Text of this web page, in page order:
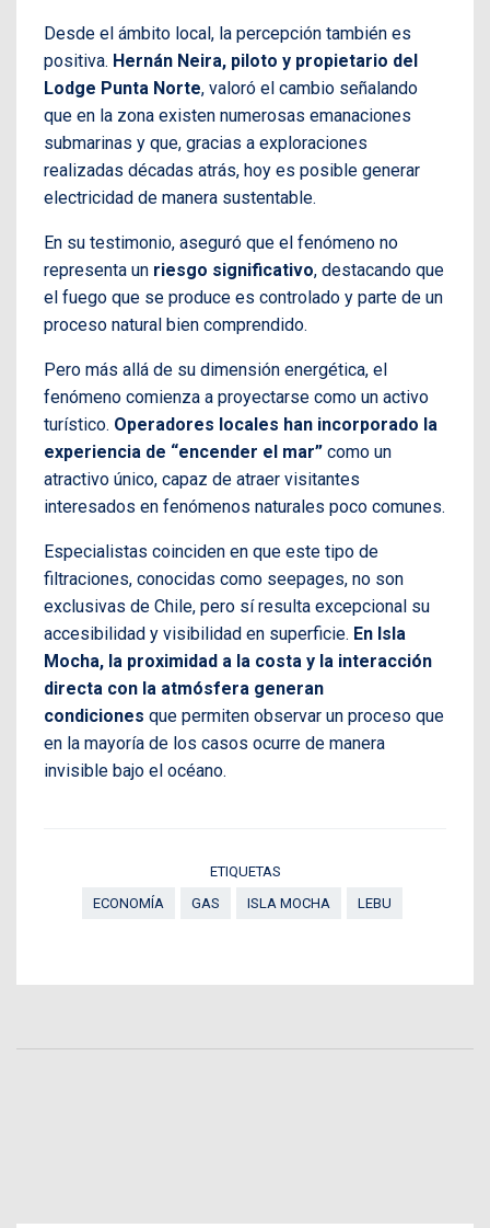
Desde el ámbito local, la percepción también es
positiva. Hernán Neira, piloto y propietario del
Lodge Punta Norte, valoró el cambio señalando
que en la zona existen numerosas emanaciones
submarinas y que, gracias a exploraciones
realizadas décadas atrás, hoy es posible generar
electricidad de manera sustentable.
En su testimonio, aseguró que el fenómeno no
representa un riesgo significativo, destacando que
el fuego que se produce es controlado y parte de un
proceso natural bien comprendido.
Pero más allá de su dimensión energética, el
fenómeno comienza a proyectarse como un activo
turístico. Operadores locales han incorporado la
experiencia de “encender el mar” como un
atractivo único, capaz de atraer visitantes
interesados en fenómenos naturales poco comunes.
Especialistas coinciden en que este tipo de
filtraciones, conocidas como seepages, no son
exclusivas de Chile, pero sí resulta excepcional su
accesibilidad y visibilidad en superficie. En Isla
Mocha, la proximidad a la costa y la interacción
directa con la atmósfera generan
condiciones que permiten observar un proceso que
en la mayoría de los casos ocurre de manera
invisible bajo el océano.
ETIQUETAS
ECONOMÍA
GAS ISLA MOCHA LEBU